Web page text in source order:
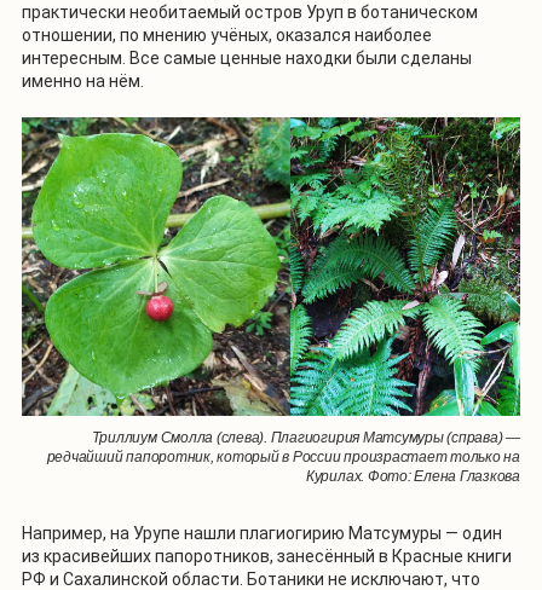
практически необитаемый остров Уруп в ботаническом
отношении, по мнению учёных, оказался наиболее
интересным. Все самые ценные находки были сделаны
именно на нём.
Триллиум Смолла (слева). Плагиогирия Матсумуры (справа) —
редчайший папоротник, который в России произрастает только на
Курилах. Фото: Елена Глазкова
Например, на Урупе нашли плагиогирию Матсумуры — один
из красивейших папоротников, занесённый в Красные книги
РФ и Сахалинской области. Ботаники не исключают, что